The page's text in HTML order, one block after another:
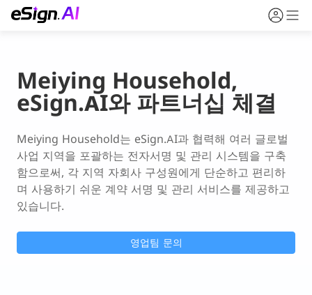
Meiying Household,
eSign.AI와 파트너십 체결
Meiying Household는 eSign.AI과 협력해 여러 글로벌
사업 지역을 포괄하는 전자서명 및 관리 시스템을 구축
함으로써, 각 지역 자회사 구성원에게 단순하고 편리하
며 사용하기 쉬운 계약 서명 및 관리 서비스를 제공하고
있습니다.
영업팀 문의